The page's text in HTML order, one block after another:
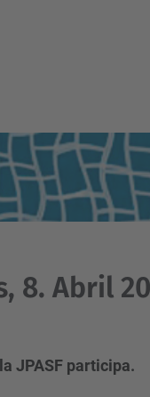
8. Abril
JPASF participa.